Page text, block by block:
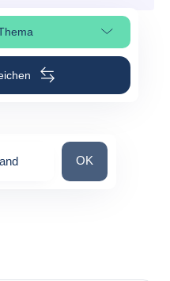
auswählen
Suche nach
OK